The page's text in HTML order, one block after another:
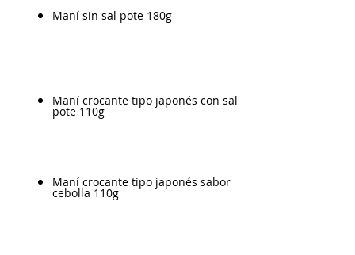
Maní sin sal pote 180g
Maní crocante tipo japonés con sal
pote 110g
Maní crocante tipo japonés sabor
cebolla 110g